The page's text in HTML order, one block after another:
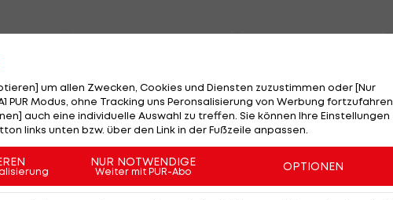
um allen Zwecken, Cookies und Diensten zuzustimmen oder [Nur
PUR Modus, ohne Tracking uns Peronsalisierung von Werbung fortzufahren.
auch eine individuelle Auswahl zu treffen. Sie können Ihre Einstellungen
links unten bzw. über den Link in der Fußzeile anpassen.
NUR NOTWENDIGE
Weiter mit PUR-Abo OPTIONEN